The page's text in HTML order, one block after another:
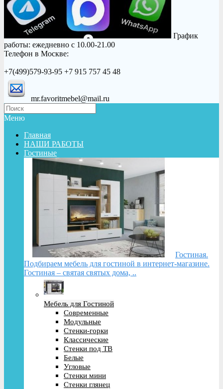
График
работы: ежедневно с 10.00-21.00
Телефон в Москве:
+7(499)579-93-95 +7 915 757 45 48
mr.favoritmebel@mail.ru
Меню
Главная
НАШИ РАБОТЫ
Гостиные
Гостиная.
Подбираем мебель для гостиной в интернет-магазине.
Гостиная – святая святых дома, ..
Мебель для Гостиной
Современные
Модульные
Стенки-горки
Классические
Стенки под ТВ
Белые
Угловые
Стенки мини
Стенки глянец